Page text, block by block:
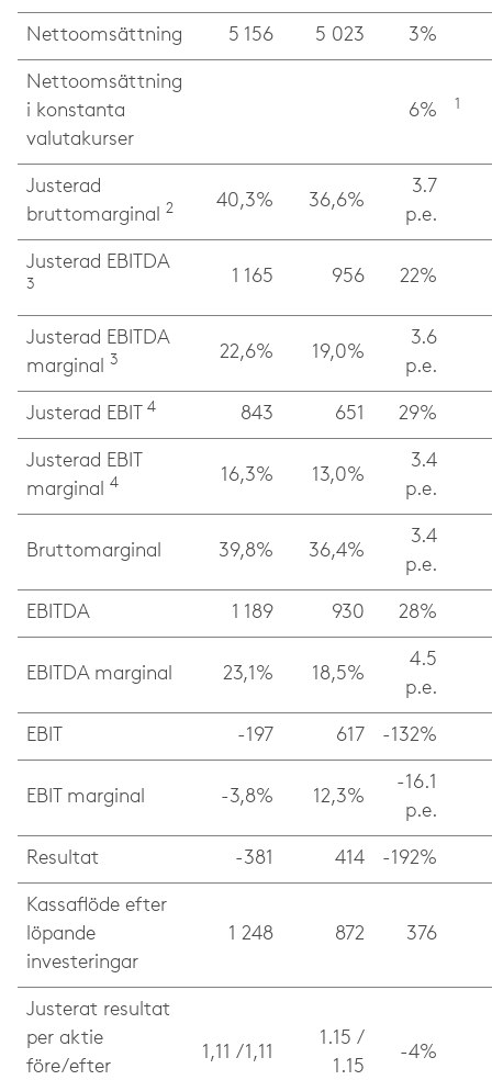
Nettoomsättning 5 156 5 023 3%
Nettoomsättning
i konstanta
valutakurser
6%
Justerad
bruttomarginal 2 40,3% 36,6%
3.7
p.e.
Justerad EBITDA
3 1 165 956 22%
Justerad EBITDA
marginal 3 22,6% 19,0%
3.6
p.e.
Justerad EBIT 4 843 651 29%
Justerad EBIT
marginal 4 16,3% 13,0%
3.4
p.e.
Bruttomarginal 39,8% 36,4%
3.4
p.e.
EBITDA 1 189 930 28%
EBITDA marginal 23,1% 18,5%
4.5
p.e.
EBIT -197 617 -132%
EBIT marginal -3,8% 12,3%
-16.1
p.e.
Resultat -381 414 -192%
Kassaflöde efter
löpande
investeringar
1 248 872 376
Justerat resultat
per aktie
före/efter
1,11 / 1,11
1.15 /
1.15
-4%